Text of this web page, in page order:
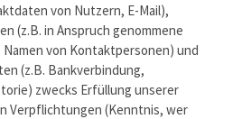
von Nutzern, E-Mail),
(z.B. in Anspruch genommene
von Kontaktpersonen) und
(z.B. Bankverbindung,
zwecks Erfüllung unserer
Verpflichtungen (Kenntnis, wer